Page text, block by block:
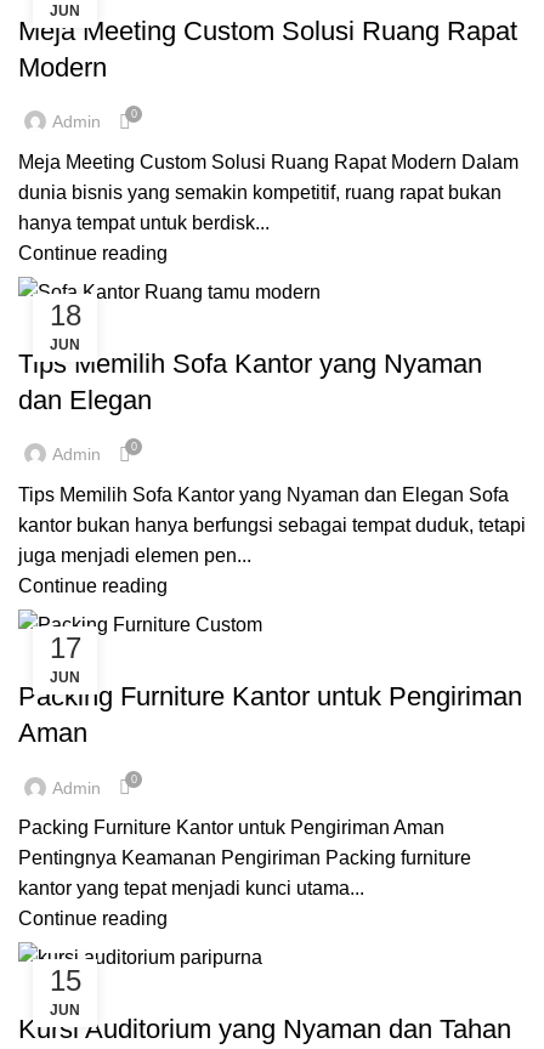
JUN
INVERIO ,MEJA CUSTOM
Meja Meeting Custom Solusi Ruang Rapat
Modern
Admin 0
Meja Meeting Custom Solusi Ruang Rapat Modern Dalam
dunia bisnis yang semakin kompetitif, ruang rapat bukan
hanya tempat untuk berdisk...
Continue reading
18
JUN
CUSTOME FURNITURE BANDUNG
INVERIO
Tips Memilih Sofa Kantor yang Nyaman
dan Elegan
Admin 0
Tips Memilih Sofa Kantor yang Nyaman dan Elegan Sofa
kantor bukan hanya berfungsi sebagai tempat duduk, tetapi
juga menjadi elemen pen...
Continue reading
17
JUN
CUSTOME FURNITURE BANDUNG
INVERIO
Packing Furniture Kantor untuk Pengiriman
Aman
Admin 0
Packing Furniture Kantor untuk Pengiriman Aman
Pentingnya Keamanan Pengiriman Packing furniture
kantor yang tepat menjadi kunci utama...
Continue reading
15
JUN
CUSTOME FURNITURE BANDUNG
KURSI AUDITORIUM
Kursi Auditorium yang Nyaman dan Tahan